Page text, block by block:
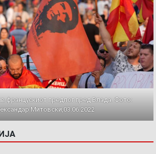
францускиот предлог пред Влада. Фото:
Митовски,03.06.2022